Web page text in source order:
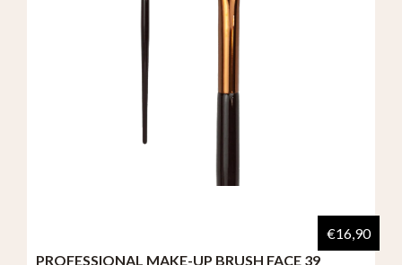
PROFESSIONAL MAKE-UP BRUSH FACE 39
€16,90